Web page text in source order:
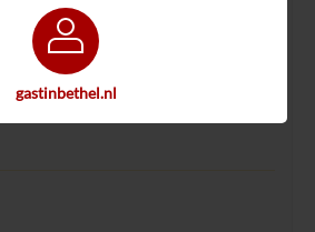
gastinbethel.nl
de laatsten zijn, en vele laatsten de